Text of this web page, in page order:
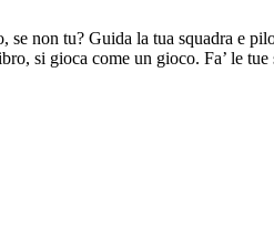
non tu? Guida la tua squadra e
si gioca come un gioco. Fa’ le